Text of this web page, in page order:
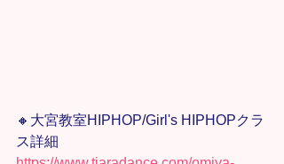
🔸大宮教室HIPHOP/Girl's HIPHOPクラ
ス詳細